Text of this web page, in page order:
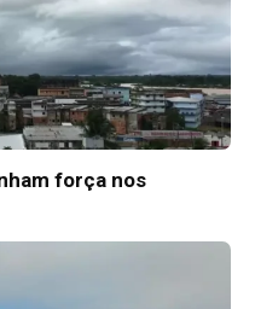
força nos